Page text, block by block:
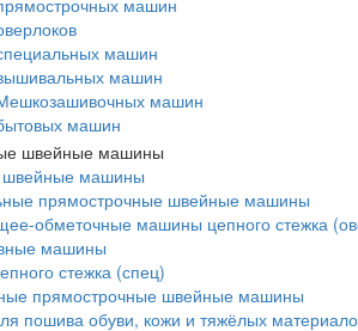
машин
машин
машин
машин
машин
машины
прямострочные швейные машины
обметочные машины цепного стежка
машины
стежка (спец)
прямострочные швейные машины
пошива обуви, кожи и тяжёлых